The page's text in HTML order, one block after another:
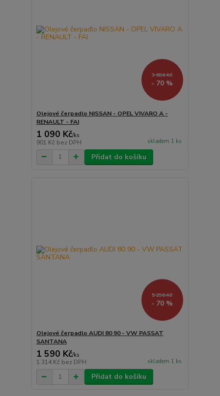
3 684 Kč
- 70 %
Olejové čerpadlo NISSAN - OPEL VIVARO A -
RENAULT - FAI
1 090 Kč/ks
901 Kč bez DPH skladem 1 ks
Přidat do košíku
5 296 Kč
- 70 %
Olejové čerpadlo AUDI 80 90 - VW PASSAT
SANTANA
1 590 Kč/ks
1 314 Kč bez DPH skladem 1 ks
Přidat do košíku